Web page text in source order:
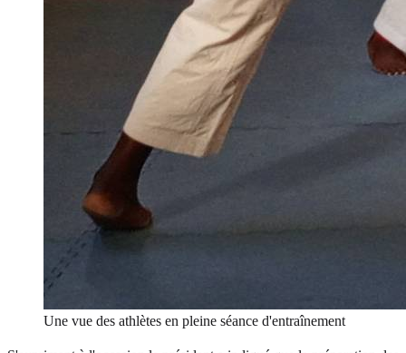
Une vue des athlètes en pleine séance d'entraînement